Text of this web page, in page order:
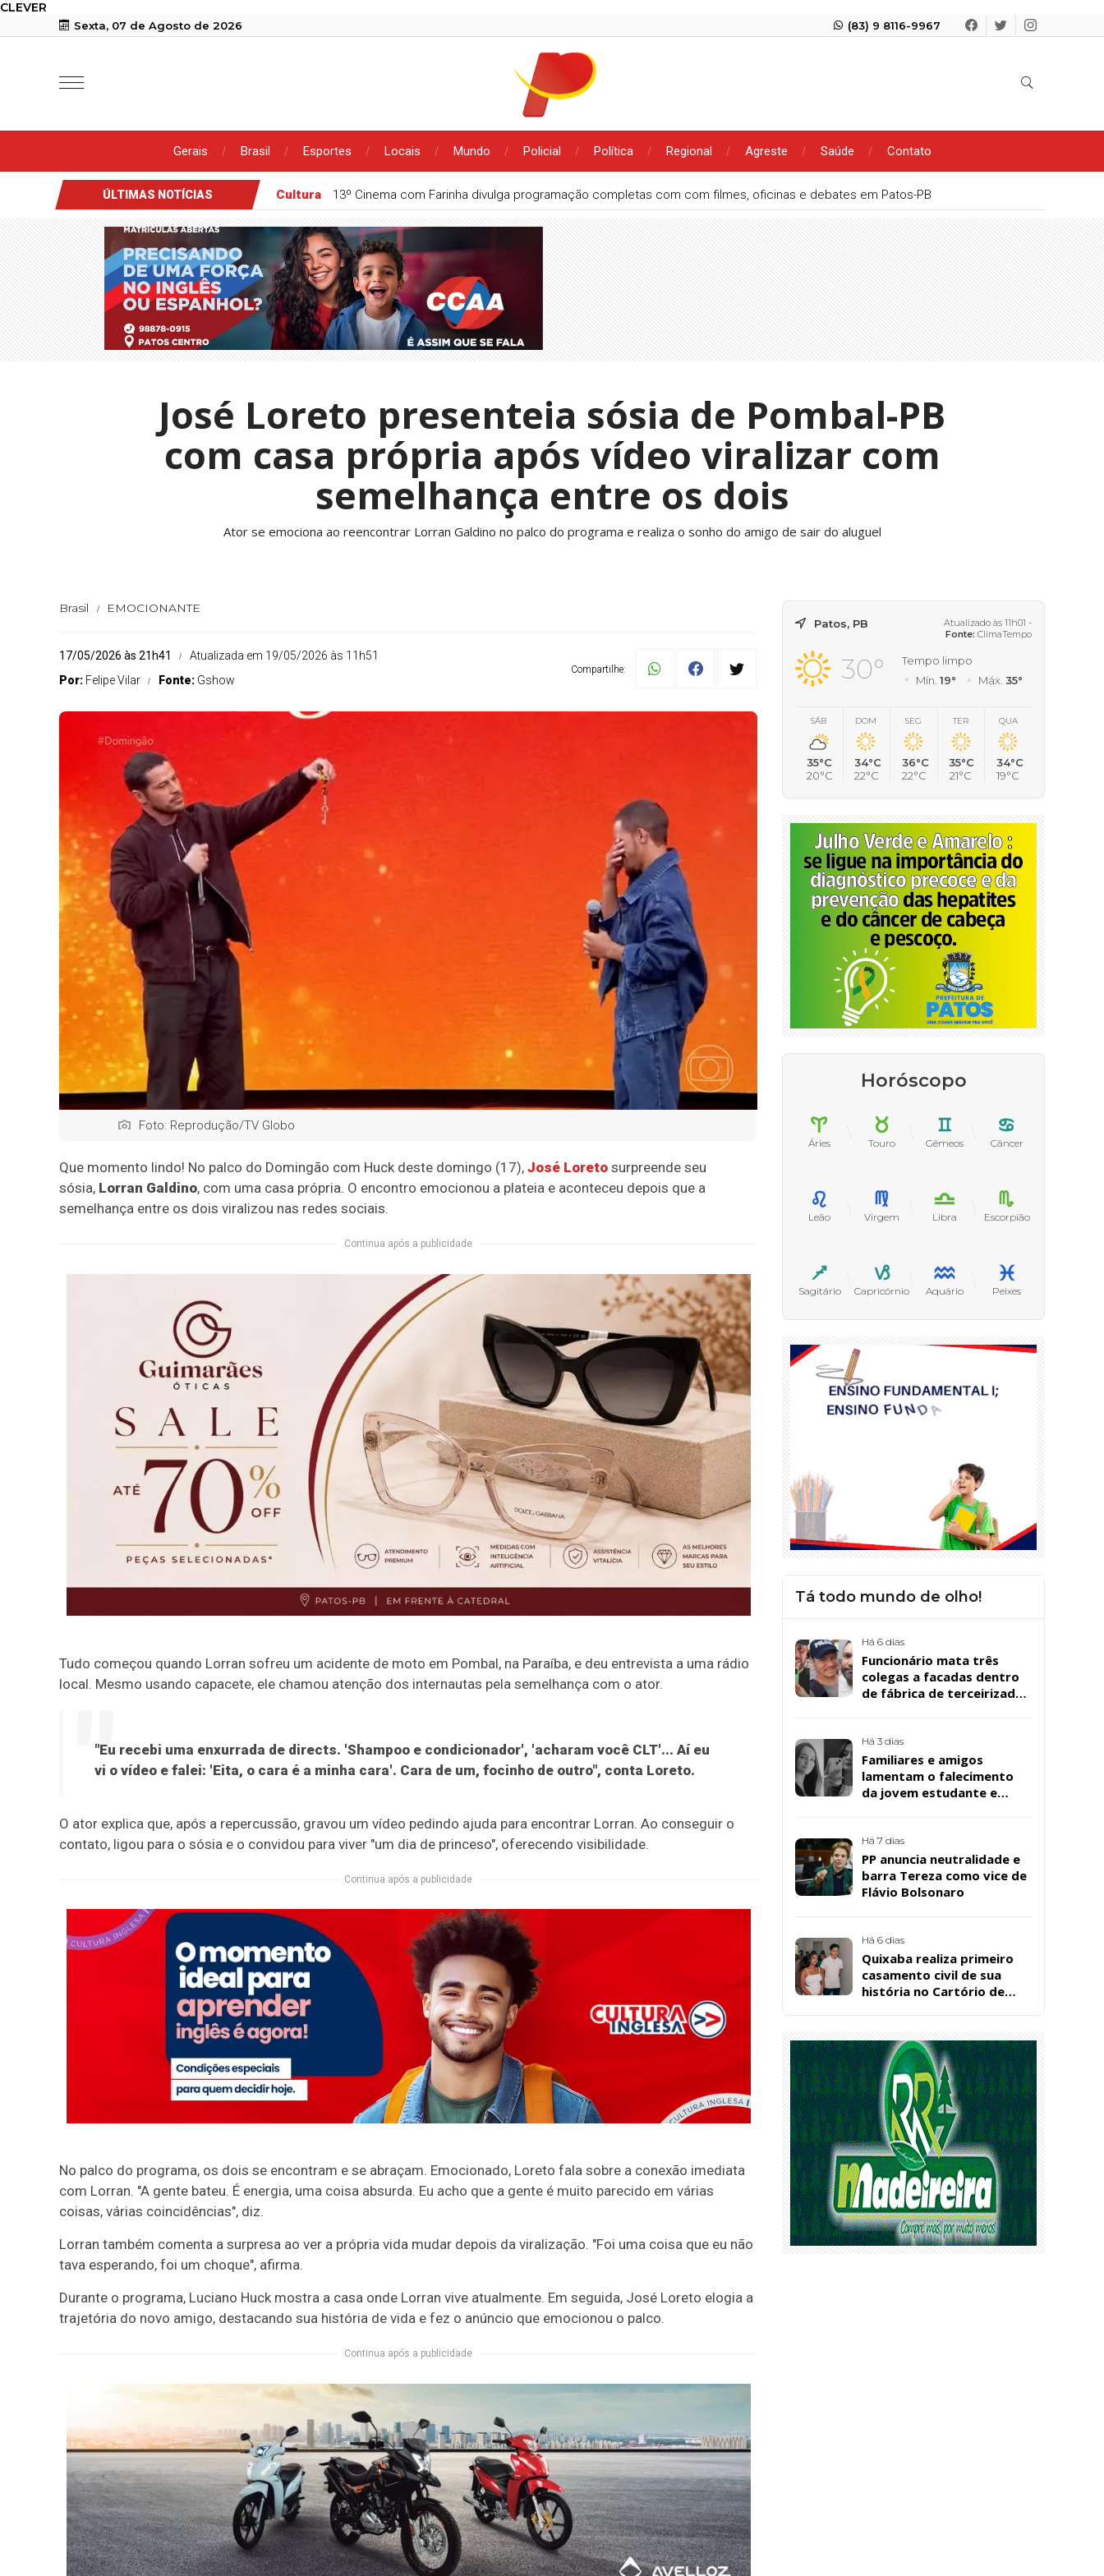
CLEVER
Sexta, 07 de Agosto de 2026 (83) 9 8116-9967
Gerais Brasil Esportes Locais Mundo Policial Política Regional Agreste Saúde Contato
ÚLTIMAS NOTÍCIAS Cultura 13º Cinema com Farinha divulga programação completas com com filmes, oficinas e debates em Patos-PB
José Loreto presenteia sósia de Pombal-PB
com casa própria após vídeo viralizar com
semelhança entre os dois
Ator se emociona ao reencontrar Lorran Galdino no palco do programa e realiza o sonho do amigo de sair do aluguel
Brasil EMOCIONANTE
17/05/2026 às 21h41
Atualizada em 19/05/2026 às 11h51
Por: Felipe Vilar Fonte: Gshow
Compartilhe:
Foto: Reprodução/TV Globo
Que momento lindo! No palco do Domingão com Huck deste domingo (17), José Loreto surpreende seu
sósia, Lorran Galdino, com uma casa própria. O encontro emocionou a plateia e aconteceu depois que a
semelhança entre os dois viralizou nas redes sociais.
Continua após a publicidade
Tudo começou quando Lorran sofreu um acidente de moto em Pombal, na Paraíba, e deu entrevista a uma rádio
local. Mesmo usando capacete, ele chamou atenção dos internautas pela semelhança com o ator.
"Eu recebi uma enxurrada de directs. 'Shampoo e condicionador', 'acharam você CLT'... Aí eu
vi o vídeo e falei: 'Eita, o cara é a minha cara'. Cara de um, focinho de outro", conta Loreto.
O ator explica que, após a repercussão, gravou um vídeo pedindo ajuda para encontrar Lorran. Ao conseguir o
contato, ligou para o sósia e o convidou para viver "um dia de princeso", oferecendo visibilidade.
Continua após a publicidade
No palco do programa, os dois se encontram e se abraçam. Emocionado, Loreto fala sobre a conexão imediata
com Lorran. "A gente bateu. É energia, uma coisa absurda. Eu acho que a gente é muito parecido em várias
coisas, várias coincidências", diz.
Lorran também comenta a surpresa ao ver a própria vida mudar depois da viralização. "Foi uma coisa que eu não
tava esperando, foi um choque", afirma.
Durante o programa, Luciano Huck mostra a casa onde Lorran vive atualmente. Em seguida, José Loreto elogia a
trajetória do novo amigo, destacando sua história de vida e fez o anúncio que emocionou o palco.
Continua após a publicidade
Patos, PB
Atualizado às 11h01 -
Fonte: ClimaTempo
30°
Tempo limpo
Mín. 19° Máx. 35°
SÁB
35°C
20°C
DOM
34°C
22°C
SEG
36°C
22°C
TER
35°C
21°C
QUA
34°C
19°C
Horóscopo
Áries Touro Gêmeos Câncer
Leão Virgem Libra Escorpião
Sagitário Capricórnio Aquário Peixes
Tá todo mundo de olho!
Há 6 dias
Funcionário mata três
colegas a facadas dentro
de fábrica de terceirizada
Há 3 dias
Familiares e amigos
lamentam o falecimento
da jovem estudante e
Santos, em Patos
Há 7 dias
PP anuncia neutralidade e
barra Tereza como vice de
Flávio Bolsonaro
Há 6 dias
Quixaba realiza primeiro
casamento civil de sua
história no Cartório de